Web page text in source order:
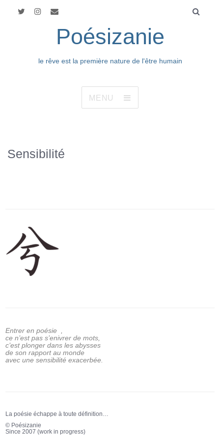
Poésizanie
le rêve est la première nature de l'être humain
MENU
Sensibilité
Entrer en poésie ,
ce n’est pas s’enivrer de mots,
c’est plonger dans les abysses
de son rapport au monde
avec une sensibilité exacerbée.
La poésie échappe à toute définition…
© Poésizanie
Since 2007 (work in progress)